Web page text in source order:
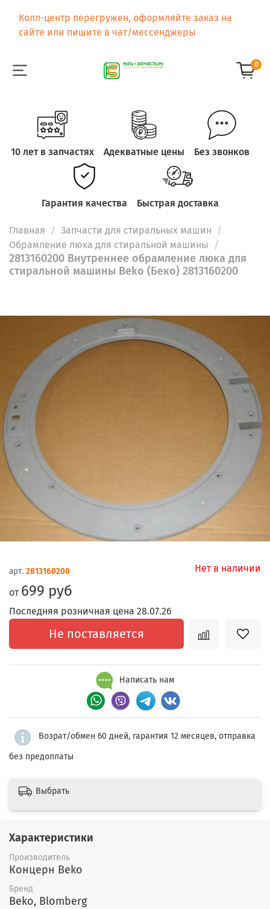
Колл-центр перегружен, оформляйте заказ на
сайте или пишите в чат/мессенджеры
0
10 лет в запчастях Адекватные цены Без звонков
Гарантия качества Быстрая доставка
Главная
Запчасти для стиральных машин
Обрамление люка для стиральной машины
2813160200 Внутреннее обрамление люка для
стиральной машины Beko (Беко) 2813160200
арт. 2813160200 Нет в наличии
от 699 руб
Последняя розничная цена 28.07.26
Не поставляется
Написать нам
Возрат/обмен 60 дней, гарантия 12 месяцев, отправка
без предоплаты
Выбрать
Характеристики
Производитель
Концерн Beko
Бренд
Beko, Blomberg